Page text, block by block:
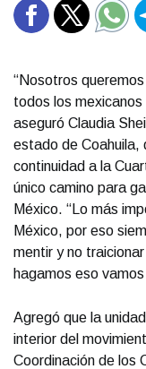
“Nosotros
todos los mexicanos
aseguró Claudia
estado de Coahuila,
continuidad a la
único camino para
México. “Lo más
México, por eso
mentir y no
hagamos eso
Agregó que la
interior del
Coordinación de los